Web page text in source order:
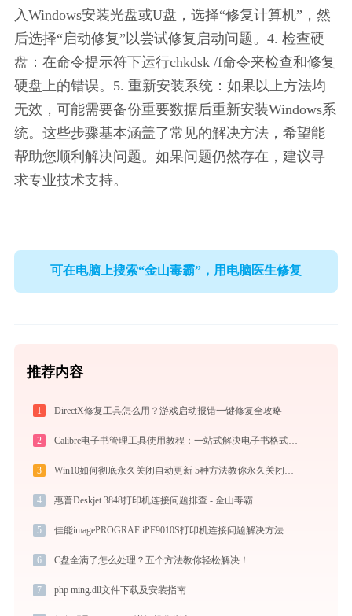
入Windows安装光盘或U盘，选择“修复计算机”，然
后选择“启动修复”以尝试修复启动问题。4. 检查硬
盘：在命令提示符下运行chkdsk /f命令来检查和修复
硬盘上的错误。5. 重新安装系统：如果以上方法均
无效，可能需要备份重要数据后重新安装Windows系
统。这些步骤基本涵盖了常见的解决方法，希望能
帮助您顺利解决问题。如果问题仍然存在，建议寻
求专业技术支持。
可在电脑上搜索“金山毒霸”，用电脑医生修复
推荐内容
1 DirectX修复工具怎么用？游戏启动报错一键修复全攻略
2 Calibre电子书管理工具使用教程：一站式解决电子书格式转换、元数据管理与设备同步
3
4 惠普Deskjet 3848打印机连接问题排查 - 金山毒霸
5
6 C盘全满了怎么处理？五个方法教你轻松解决！
7 php ming.dll文件下载及安装指南